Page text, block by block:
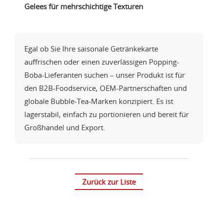
Gelees für mehrschichtige Texturen
Egal ob Sie Ihre saisonale Getränkekarte
auffrischen oder einen zuverlässigen Popping-
Boba-Lieferanten suchen – unser Produkt ist für
den B2B-Foodservice, OEM-Partnerschaften und
globale Bubble-Tea-Marken konzipiert. Es ist
lagerstabil, einfach zu portionieren und bereit für
Großhandel und Export.
Zurück zur Liste